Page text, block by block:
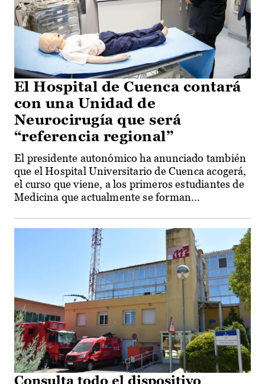
El Hospital de Cuenca contará
con una Unidad de
Neurocirugía que será
“referencia regional”
El presidente autonómico ha anunciado también
que el Hospital Universitario de Cuenca acogerá,
el curso que viene, a los primeros estudiantes de
Medicina que actualmente se forman...
Consulta todo el dispositivo